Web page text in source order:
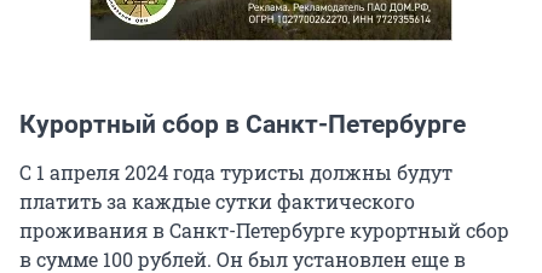
Курортный сбор в Санкт-Петербурге
С 1 апреля 2024 года туристы должны будут
платить за каждые сутки фактического
проживания в Санкт-Петербурге курортный сбор
в сумме 100 рублей. Он был установлен еще в